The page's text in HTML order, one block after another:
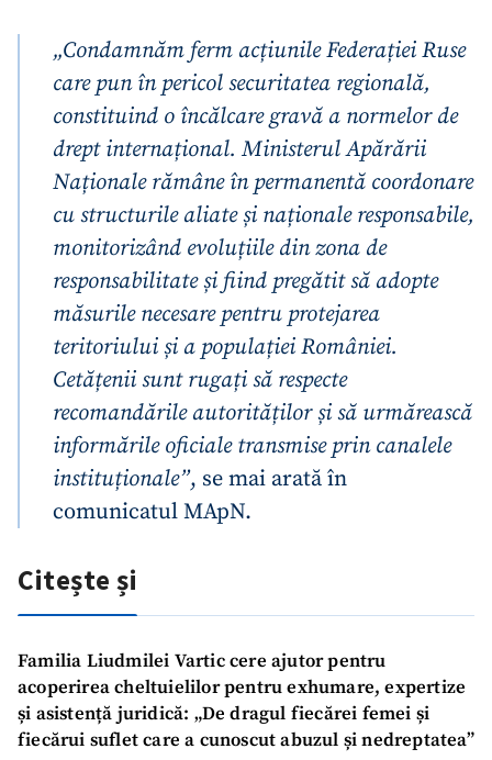
„Condamnăm ferm acțiunile Federației Ruse
care pun în pericol securitatea regională,
constituind o încălcare gravă a normelor de
drept internațional. Ministerul Apărării
Naționale rămâne în permanentă coordonare
cu structurile aliate și naționale responsabile,
monitorizând evoluțiile din zona de
responsabilitate și fiind pregătit să adopte
măsurile necesare pentru protejarea
teritoriului și a populației României.
Cetățenii sunt rugați să respecte
recomandările autorităților și să urmărească
informările oficiale transmise prin canalele
instituționale”, se mai arată în
comunicatul MApN.
Citește și
Familia Liudmilei Vartic cere ajutor pentru
acoperirea cheltuielilor pentru exhumare, expertize
și asistență juridică: „De dragul fiecărei femei și
fiecărui suflet care a cunoscut abuzul și nedreptatea”